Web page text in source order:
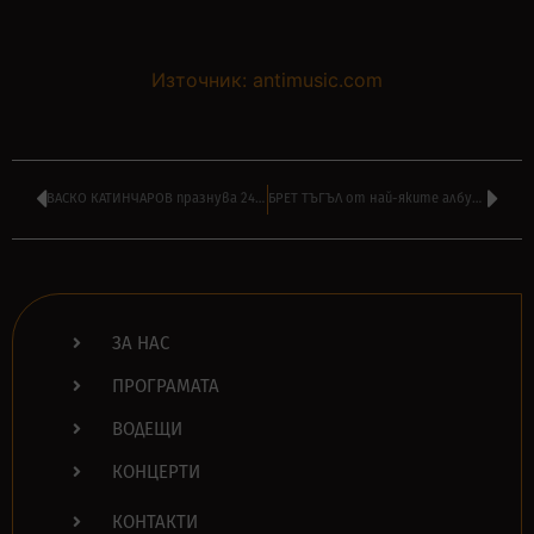
Източник: antimusic.com
ВАСКО КАТИНЧАРОВ празнува 24 години ‘ФРАКТУРА’ тази неделя по DIEMA БРЕТ ТЪГЪЛ от най-яките албуми на ДЕЙВИД ЛИЙ РОТ почина на 70
ЗА НАС
ПРОГРАМАТА
ВОДЕЩИ
КОНЦЕРТИ
КОНТАКТИ